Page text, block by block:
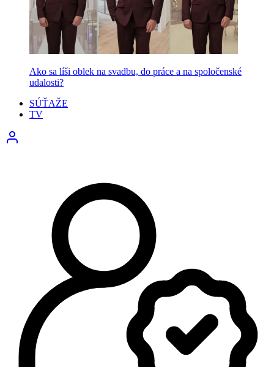
Ako sa líši oblek na svadbu, do práce a na spoločenské
udalosti?
SÚŤAŽE
TV